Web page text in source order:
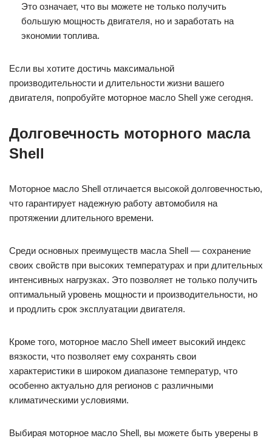
Это означает, что вы можете не только получить
большую мощность двигателя, но и заработать на
экономии топлива.
Если вы хотите достичь максимальной
производительности и длительности жизни вашего
двигателя, попробуйте моторное масло Shell уже сегодня.
Долговечность моторного масла
Shell
Моторное масло Shell отличается высокой долговечностью,
что гарантирует надежную работу автомобиля на
протяжении длительного времени.
Среди основных преимуществ масла Shell — сохранение
своих свойств при высоких температурах и при длительных
интенсивных нагрузках. Это позволяет не только получить
оптимальный уровень мощности и производительности, но
и продлить срок эксплуатации двигателя.
Кроме того, моторное масло Shell имеет высокий индекс
вязкости, что позволяет ему сохранять свои
характеристики в широком диапазоне температур, что
особенно актуально для регионов с различными
климатическими условиями.
Выбирая моторное масло Shell, вы можете быть уверены в